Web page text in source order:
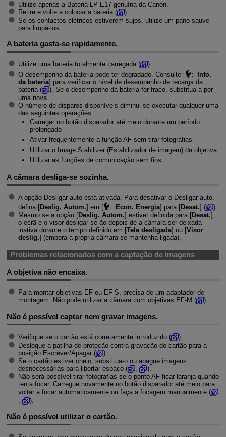
Utilize apenas a Bateria LP-E17genuína da Canon.
Retire e volte a colocar a bateria (
).
Se os contactos elétricos estiverem sujos, utilize um pano sauve
para limpá-los.
A bateria gasta-se rapidamente.
Utilize uma bateria totalmente carregada (
).
O desempenho da bateria pode ter degradado. Consulte [
: Info.
da bateria] para verificar o nível de desempenho de recarga da
bateria (
). Se o desempenho da bateria for fraco, substitua-a por
uma nova.
O número de disparos disponíveis diminui se executar qualquer uma
das seguintes operações:
Carregar no botão disparador até meio durante um período
prolongado
Ativar frequentemente a função AF sem tirar fotografias
Utilizar o Image Stabilizer (Estabilizador de imagem) da objetiva
Utilizar as funções de comunicação sem fios
A câmara desliga-se sozinha.
A opção Desligar auto está ativada. Para desativar o Desligar auto,
defina [Deslig. Autom.] em [ : Econ. Energia] para [Desat.] (
).
Mesmo se a opção [Deslig. Autom.] estiver definida para [Desat.],
o ecrã e o visor desligar-se-ão depois de a câmara ser deixada
inativa durante o tempo definido em [Tela desligada] ou [Visor
deslig.] (embora a própria câmara se mantenha ligada).
Problemas relacionados com a captação de imagens
A objetiva não encaixa.
Para montar objetivas EF ou EF-S, precisa de um adaptador de
montagem. Não pode utilizar a câmara com objetivas EF-M ( ).
Não é possível captar nem gravar imagens.
Verifique se o cartão está corretamente introduzido (
).
Desloque a patilha de proteção contra gravação do cartão para a
posição Escrever/Apagar (
).
Se o cartão estiver cheio, substitua-o ou apague imagens
desnecessárias para libertar espaço (
,
).
Não será possível tirar fotografias se o ponto AF ficar laranja quando
tenta focar. Carregue novamente no botão disparador até meio para
voltar a focar automaticamente ou faça a focagem manualmente (
).
Não é possível utilizar o cartão.